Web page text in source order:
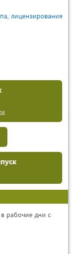
лицензирования
рабочие дни с